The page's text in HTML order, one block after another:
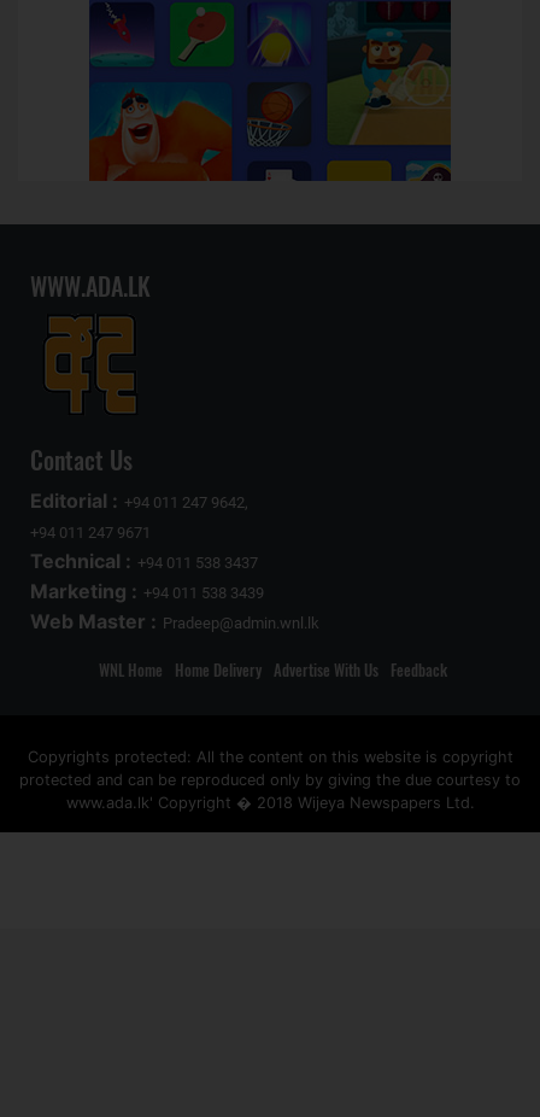
WWW.ADA.LK
Contact Us
Editorial : +94 011 247 9642,
+94 011 247 9671
Technical : +94 011 538 3437
Marketing : +94 011 538 3439
Web Master : Pradeep@admin.wnl.lk
WNL Home Home Delivery Advertise With Us Feedback
Copyrights protected: All the content on this website is copyright
protected and can be reproduced only by giving the due courtesy to
www.ada.lk' Copyright � 2018 Wijeya Newspapers Ltd.